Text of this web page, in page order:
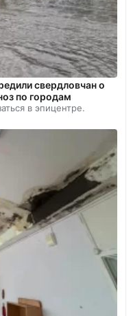
свердловчан о
по городам
в эпицентре.